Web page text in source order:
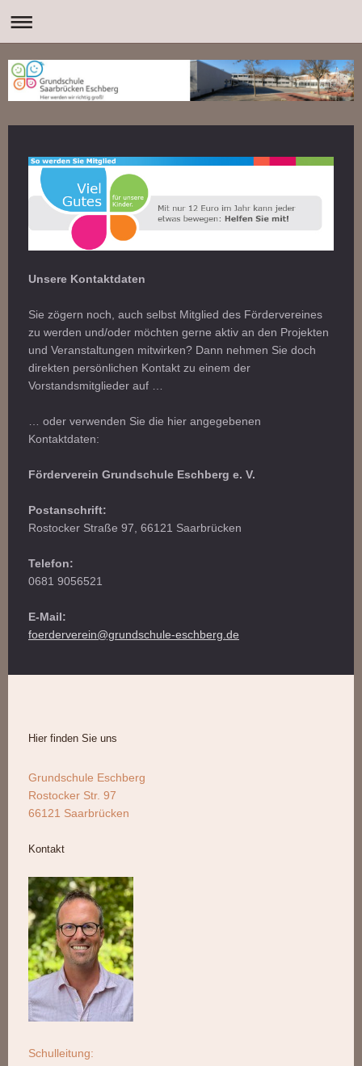
Unsere Kontaktdaten
Sie zögern noch, auch selbst Mitglied des Fördervereines
zu werden und/oder möchten gerne aktiv an den Projekten
und Veranstaltungen mitwirken? Dann nehmen Sie doch
direkten persönlichen Kontakt zu einem der
Vorstandsmitglieder auf …
… oder verwenden Sie die hier angegebenen
Kontaktdaten:
Förderverein Grundschule Eschberg e. V.
Postanschrift:
Rostocker Straße 97, 66121 Saarbrücken
Telefon:
0681 9056521
E-Mail:
foerderverein@grundschule-eschberg.de
Hier finden Sie uns
Grundschule Eschberg
Rostocker Str. 97
66121 Saarbrücken
Kontakt
Schulleitung: